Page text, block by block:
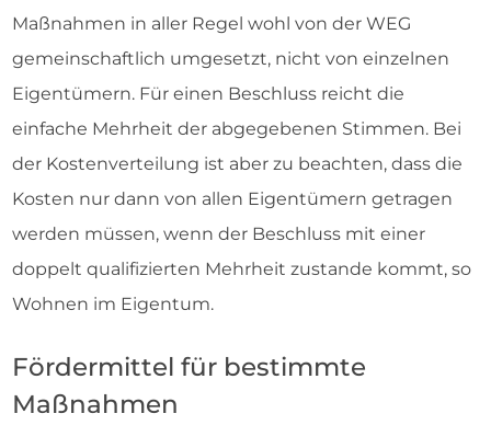
Maßnahmen in aller Regel wohl von der WEG
gemeinschaftlich umgesetzt, nicht von einzelnen
Eigentümern. Für einen Beschluss reicht die
einfache Mehrheit der abgegebenen Stimmen. Bei
der Kostenverteilung ist aber zu beachten, dass die
Kosten nur dann von allen Eigentümern getragen
werden müssen, wenn der Beschluss mit einer
doppelt qualifizierten Mehrheit zustande kommt, so
Wohnen im Eigentum.
Fördermittel für bestimmte
Maßnahmen